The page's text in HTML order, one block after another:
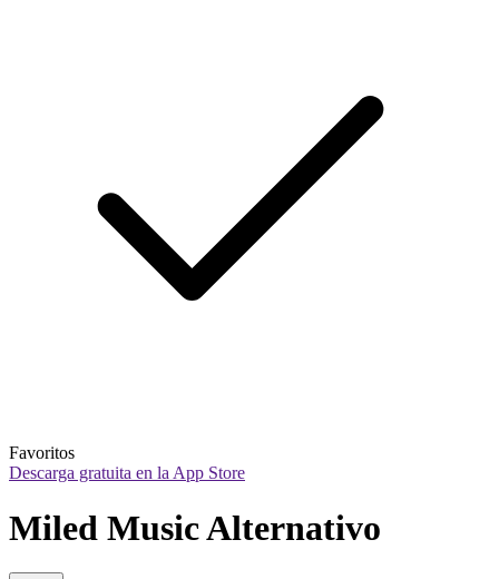
Favoritos
Descarga gratuita en la App Store
Miled Music Alternativo